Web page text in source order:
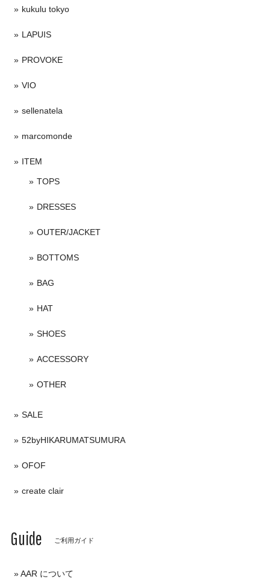
kukulu tokyo
LAPUIS
PROVOKE
VIO
sellenatela
marcomonde
ITEM
TOPS
DRESSES
OUTER/JACKET
BOTTOMS
BAG
HAT
SHOES
ACCESSORY
OTHER
SALE
52byHIKARUMATSUMURA
OFOF
create clair
Guide ご利用ガイド
AAR について